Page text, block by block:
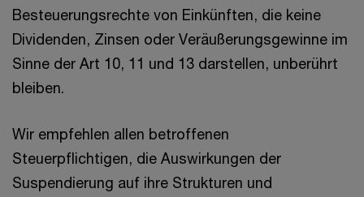
Besteuerungsrechte von Einkünften, die keine
Dividenden, Zinsen oder Veräußerungsgewinne im
Sinne der Art 10, 11 und 13 darstellen, unberührt
bleiben.
Wir empfehlen allen betroffenen
Steuerpflichtigen, die Auswirkungen der
Suspendierung auf ihre Strukturen und